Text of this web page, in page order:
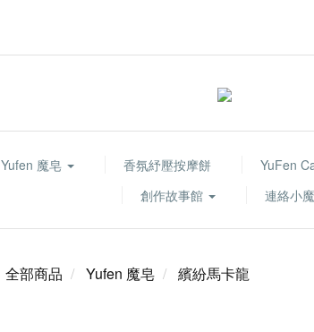
Yufen 魔皂 香氛紓壓按摩餅 YuFen
創作故事館
連絡小
全部商品 Yufen 魔皂 繽紛馬卡龍